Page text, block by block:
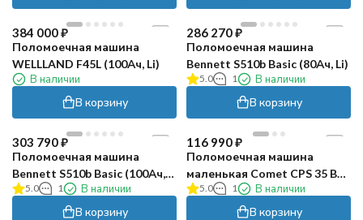
384 000₽
Поломоечная машина
WELLLAND F45L (100Ач, Li)
В наличии
В корзину
286 270₽
Поломоечная машина
Bennett S510b Basic (80Ач, Li)
5.0 1 В наличии
В корзину
303 790₽
Поломоечная машина
Bennett S510b Basic (100Ач,
Li)5.0 1 В наличии
В корзину
116 990₽
Поломоечная машина
маленькая Comet CPS 35 BX
Li 5.0 1 В наличии
В корзину